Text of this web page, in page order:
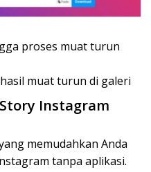
proses muat turun
muat turun di galeri
Instagram
memudahkan Anda
tanpa aplikasi.